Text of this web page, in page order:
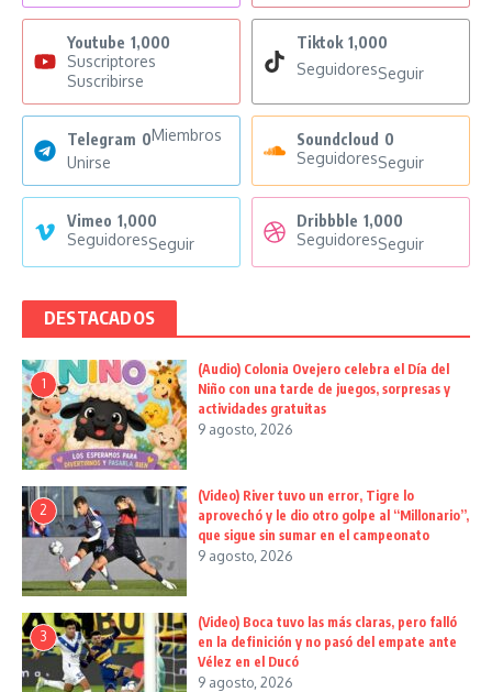
Youtube 1,000
Suscriptores
Suscribirse
Tiktok 1,000
SeguidoresSeguir
Telegram 0Miembros
Unirse
Soundcloud 0
SeguidoresSeguir
Vimeo 1,000
SeguidoresSeguir
Dribbble 1,000
SeguidoresSeguir
DESTACADOS
1
(Audio) Colonia Ovejero celebra el Día del
Niño con una tarde de juegos, sorpresas y
actividades gratuitas
9 agosto, 2026
2
(Video) River tuvo un error, Tigre lo
aprovechó y le dio otro golpe al “Millonario”,
que sigue sin sumar en el campeonato
9 agosto, 2026
3
(Video) Boca tuvo las más claras, pero falló
en la definición y no pasó del empate ante
Vélez en el Ducó
9 agosto, 2026